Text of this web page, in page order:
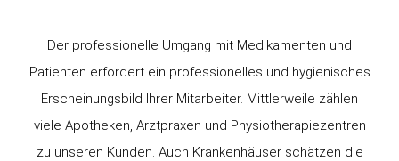
Der professionelle Umgang mit Medikamenten und
Patienten erfordert ein professionelles und hygienisches
Erscheinungsbild Ihrer Mitarbeiter. Mittlerweile zählen
viele Apotheken, Arztpraxen und Physiotherapiezentren
zu unseren Kunden. Auch Krankenhäuser schätzen die